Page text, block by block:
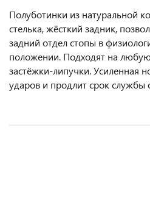
Полуботинки из натуральной
стелька, жёсткий задник,
задний отдел стопы в
положении. Подходят на
застёжки-липучки. Усиленная
ударов и продлит срок службы